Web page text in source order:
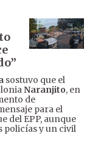
sostuvo que el
Naranjito, en
de
para el
del EPP, aunque
policías y un civil